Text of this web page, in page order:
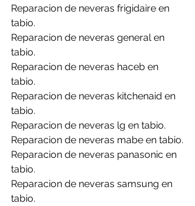
Reparacion de neveras frigidaire en
tabio.
Reparacion de neveras general en
tabio.
Reparacion de neveras haceb en
tabio.
Reparacion de neveras kitchenaid en
tabio.
Reparacion de neveras lg en tabio.
Reparacion de neveras mabe en tabio.
Reparacion de neveras panasonic en
tabio.
Reparacion de neveras samsung en
tabio.